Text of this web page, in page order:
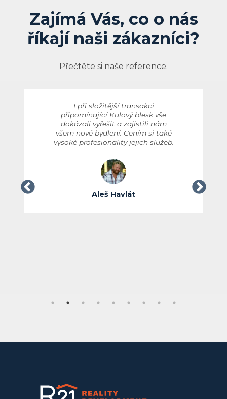
Zajímá Vás, co o nás
říkají naši zákazníci?
Přečtěte si naše reference.
I při složitější transakci
připomínající Kulový blesk vše
dokázali vyřešit a zajistili nám
všem nové bydlení. Cením si také
vysoké profesionality jejich služeb.
Aleš Havlát